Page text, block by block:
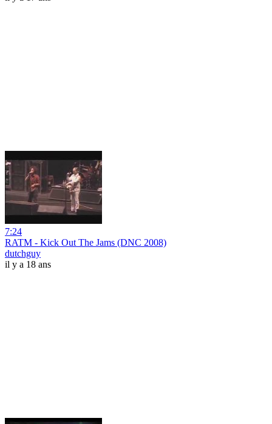
7:24
RATM - Kick Out The Jams (DNC 2008)
dutchguy
il y a 18 ans